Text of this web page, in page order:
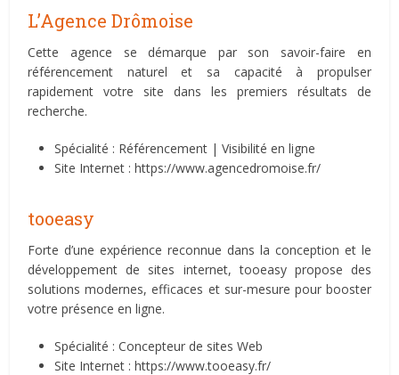
L’Agence Drômoise
Cette agence se démarque par son savoir-faire en
référencement naturel et sa capacité à propulser
rapidement votre site dans les premiers résultats de
recherche.
Spécialité : Référencement | Visibilité en ligne
Site Internet : https://www.agencedromoise.fr/
tooeasy
Forte d’une expérience reconnue dans la conception et le
développement de sites internet, tooeasy propose des
solutions modernes, efficaces et sur-mesure pour booster
votre présence en ligne.
Spécialité : Concepteur de sites Web
Site Internet : https://www.tooeasy.fr/